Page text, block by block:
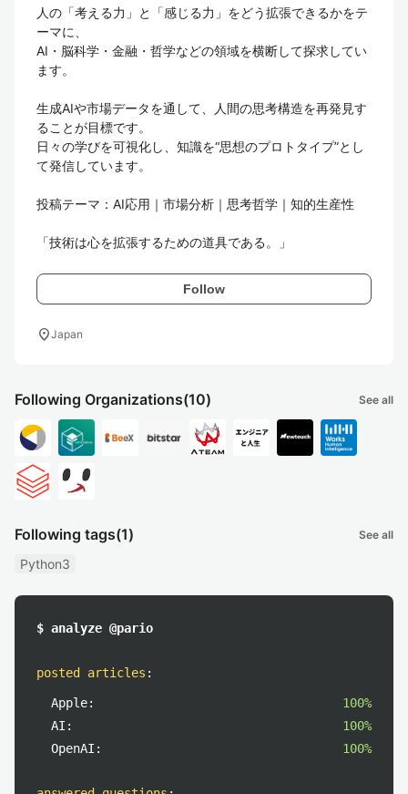
人の「考える力」と「感じる力」をどう拡張できるかをテ
ーマに、
AI・脳科学・金融・哲学などの領域を横断して探求してい
ます。
生成AIや市場データを通して、人間の思考構造を再発見す
ることが目標です。
日々の学びを可視化し、知識を“思想のプロトタイプ”とし
て発信しています。
投稿テーマ：AI応用｜市場分析｜思考哲学｜知的生産性
「技術は心を拡張するための道具である。」
Follow
location_onJapan
Following Organizations(10) See all
Following tags(1) See all
Python3
$ analyze @pario
posted articles :
Apple:
100%
AI:
100%
OpenAI:
100%